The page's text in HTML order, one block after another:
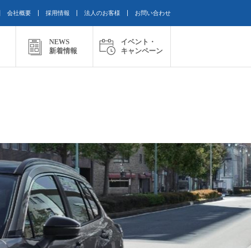
会社概要 採用情報 法人のお客様 お問い合わせ
NEWS
新着情報
イベント・
キャンペーン